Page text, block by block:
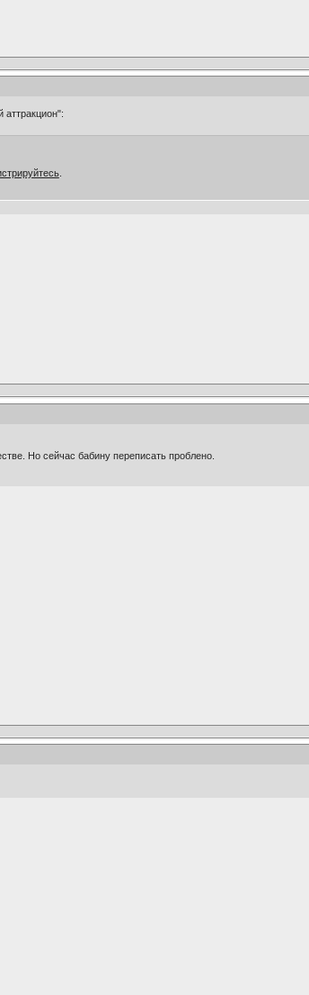
аттракцион":
.
Но сейчас бабину переписать проблено.